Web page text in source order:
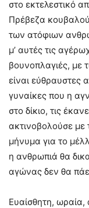
στο εκτελεστικό
Πρέβεζα
των ατόφιων
μ’ αυτές τις
βουνοπλαγιές, με
είναι εύθραυστες
γυναίκες που η
στο δίκιο, τις
ακτινοβολούσε με
μήνυμα για το
η ανθρωπιά θα
αγώνας δεν θα
Ευαίσθητη, ωραία,